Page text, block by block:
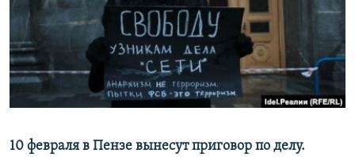
СОЦИАЛЬНЫЕ СЕТИ
Все сайты РСЕ/РС
10 февраля в Пензе вынесут приговор по делу.